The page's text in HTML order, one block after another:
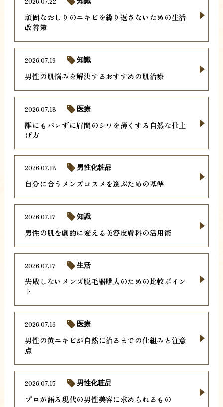
頑固なおしりのニキビを繰り返さないための生活
改善策
男性の肌悩みを解決するおすすめの肌治療
2026.07.19 知識
誰にもバレずに眉間のシワを薄くする自然な仕上
げ方
2026.07.18 医療
自分に合うメンズコスメを選ぶための基準
2026.07.18 男性化粧品
男性の肌を劇的に変える美容皮膚科の活用術
2026.07.17 知識
失敗しないメンズ脱毛器購入のための比較ポイン
ト
2026.07.17 生活
男性の黄ニキビが自然に治るまでの仕組みと注意
点
2026.07.16 医療
プロが語る現代の男性美容に求められるもの
2026.07.15 男性化粧品